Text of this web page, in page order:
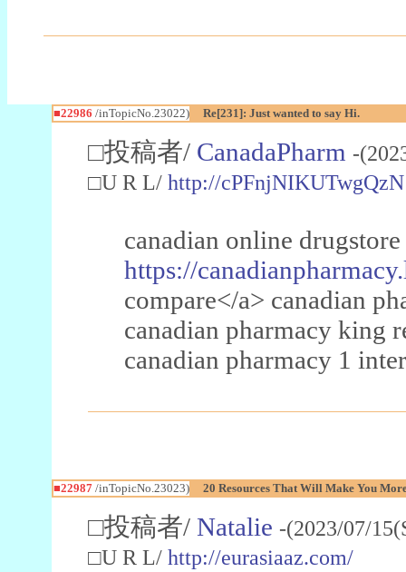
■22986 /inTopicNo.23022) Re[231]: Just wanted to say Hi.
□投稿者/ CanadaPharm -
□U R L/ http://cPFnjNIKUTwgQzN
canadian online
https://
compare</a> canadian
canadian pharmacy king
canadian pharmacy 1
■22987/inTopicNo.23023) 20 Resources That Will Make You
□投稿者/ Natalie -(2023/07/
□U R L/ http://eurasiaaz.com/